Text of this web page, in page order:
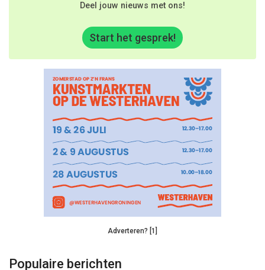
Deel jouw nieuws met ons!
Start het gesprek!
Adverteren? [1]
Populaire berichten